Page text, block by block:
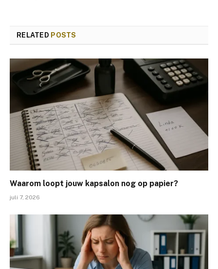
RELATED POSTS
Waarom loopt jouw kapsalon nog op papier?
juli 7, 2026